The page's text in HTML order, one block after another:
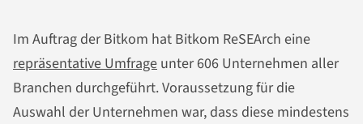
Im Auftrag der Bitkom hat Bitkom ReSEArch eine
repräsentative Umfrage unter 606 Unternehmen aller
Branchen durchgeführt. Voraussetzung für die
Auswahl der Unternehmen war, dass diese mindestens